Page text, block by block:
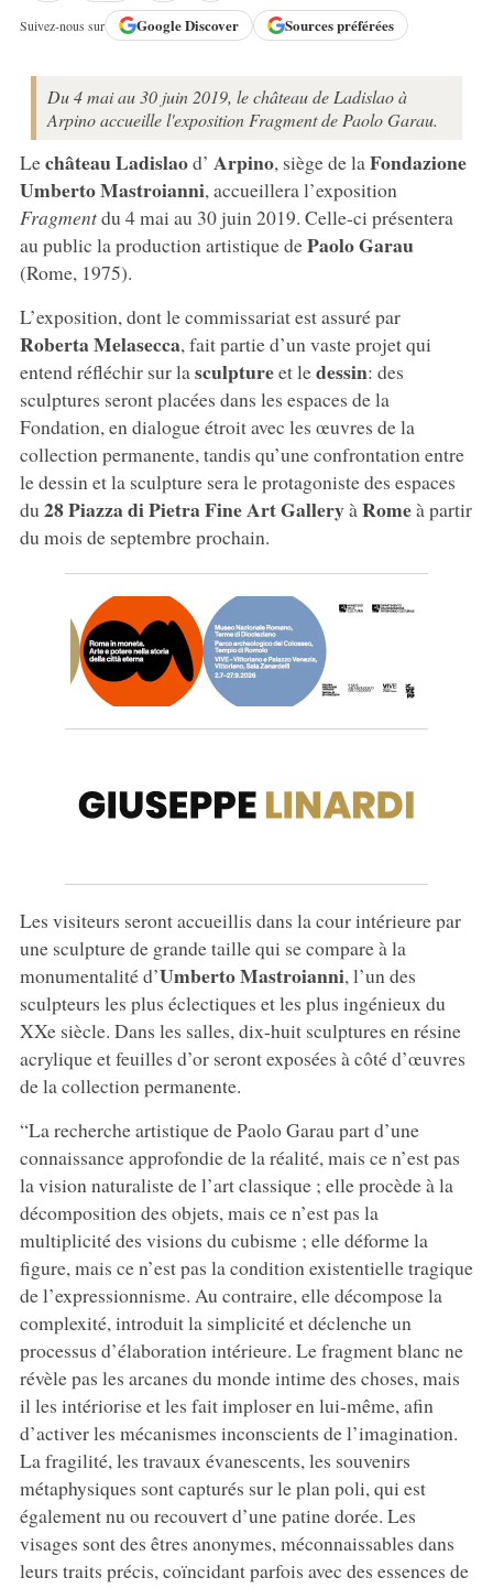
Suivez-nous sur GoogleDiscover Sources préférées
Du 4 mai au 30 juin 2019, le château de Ladislao à
Arpino accueille l'exposition Fragment de Paolo Garau.
Lechâteau Ladislaod’ Arpino, siège de la Fondazione
Umberto Mastroianni, accueillera l’exposition
Fragmentdu 4 mai au 30 juin 2019. Celle-ci présentera
au public la production artistique dePaoloGarau
(Rome, 1975).
L’exposition, dont le commissariat est assuré par
Roberta Melasecca, fait partie d’un vaste projet qui
entend réfléchir sur la sculptureet ledessin: des
sculptures seront placées dans les espaces de la
Fondation, en dialogue étroit avec les œuvres de la
collection permanente, tandis qu’une confrontation entre
le dessin et la sculpture sera le protagoniste des espaces
du 28 Piazza di Pietra Fine Art Galleryà Romeà partir
du mois de septembre prochain.
Les visiteurs seront accueillis dans la cour intérieure par
une sculpture de grande taille qui se compare à la
monumentalité d’Umberto Mastroianni, l’un des
sculpteurs les plus éclectiques et les plus ingénieux du
XXe siècle. Dans les salles, dix-huit sculptures en résine
acrylique et feuilles d’or seront exposées à côté d’œuvres
de la collection permanente.
“La recherche artistique de Paolo Garau part d’une
connaissance approfondie de la réalité, mais ce n’est pas
la vision naturaliste de l’art classique ; elle procède à la
décomposition des objets, mais ce n’est pas la
multiplicité des visions du cubisme ; elle déforme la
figure, mais ce n’est pas la condition existentielle tragique
de l’expressionnisme. Au contraire, elle décompose la
complexité, introduit la simplicité et déclenche un
processus d’élaboration intérieure. Le fragment blanc ne
révèle pas les arcanes du monde intime des choses, mais
il les intériorise et les fait imploser en lui-même, afin
d’activer les mécanismes inconscients de l’imagination.
La fragilité, les travaux évanescents, les souvenirs
métaphysiques sont capturés sur le plan poli, qui est
également nu ou recouvert d’une patine dorée. Les
visages sont des êtres anonymes, méconnaissables dans
leurs traits précis, coïncidant parfois avec des essences de